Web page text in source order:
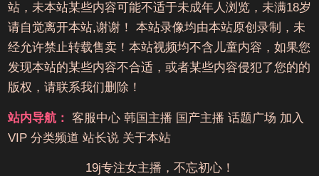
站，未本站某些内容可能不适于未成年人浏览，未满18岁
请自觉离开本站,谢谢！ 本站录像均由本站原创录制，未
经允许禁止转载售卖！本站视频均不含儿童内容，如果您
发现本站的某些内容不合适，或者某些内容侵犯了您的的
版权，请联系我们删除！
站内导航： 客服中心 韩国主播 国产主播 话题广场 加入
VIP 分类频道 站长说 关于本站
19j专注女主播，不忘初心！